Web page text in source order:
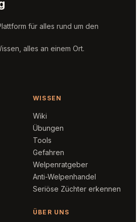
für alles rund um den
alles an einem Ort.
WISSEN
Wiki
Übungen
Tools
Gefahren
Welpenratgeber
Anti-Welpenhandel
Seriöse Züchter erkennen
ÜBER UNS